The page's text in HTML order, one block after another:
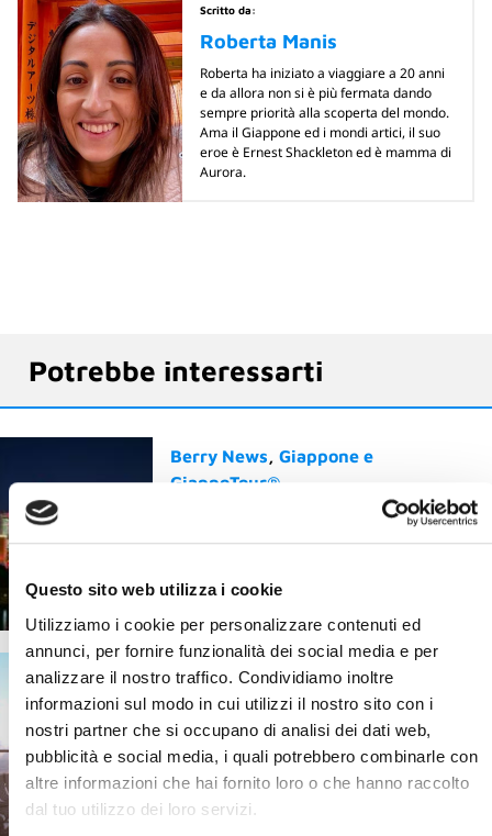
Questo sito web utilizza i cookie
Utilizziamo i cookie per personalizzare contenuti ed
annunci, per fornire funzionalità dei social media e per
analizzare il nostro traffico. Condividiamo inoltre
informazioni sul modo in cui utilizzi il nostro sito con i
nostri partner che si occupano di analisi dei dati web,
pubblicità e social media, i quali potrebbero combinarle con
altre informazioni che hai fornito loro o che hanno raccolto
dal tuo utilizzo dei loro servizi.
Scritto da:
Roberta Manis
Roberta ha iniziato a viaggiare a 20 anni
e da allora non si è più fermata dando
sempre priorità alla scoperta del mondo.
Ama il Giappone ed i mondi artici, il suo
eroe è Ernest Shackleton ed è mamma di
Aurora.
Potrebbe interessarti
Berry News
Giappone e
GiappoTour®
Yokohama: il Giappone che
sorprende, a un passo da
20 Gennaio 2026
Il mondo Blueberry Berry News
È sicuro viaggiare oggi?
Cosa succede davvero
quando parti con un Tour
Operator
20 Maggio 2026